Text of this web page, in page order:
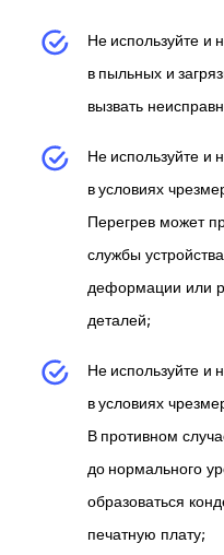
Не используйте и
в пыльных и
вызвать
Не используйте и
в условиях
Перегрев может
службы
деформации или
деталей;
Не используйте и
в условиях
В противном
до нормального
образоваться
печатную плату;